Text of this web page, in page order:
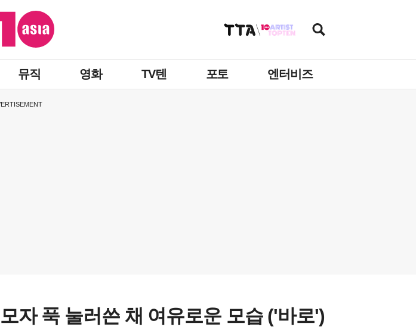
뮤직 영화 TV텐 포토 엔터비즈
자 푹 눌러쓴 채 여유로운 모습 ('바로')